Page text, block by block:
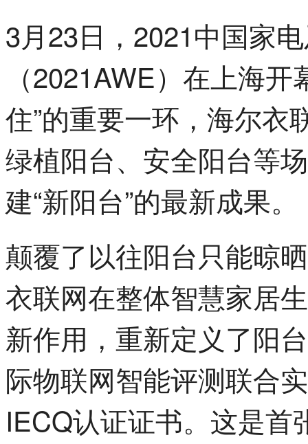
3月23日，2021中国家
（2021AWE）在上海
住”的重要一环，海尔衣
绿植阳台、安全阳台等
建“新阳台”的最新成果。
颠覆了以往阳台只能晾
衣联网在整体智慧家居
新作用，重新定义了阳
际物联网智能评测联合
IECQ认证证书。这是